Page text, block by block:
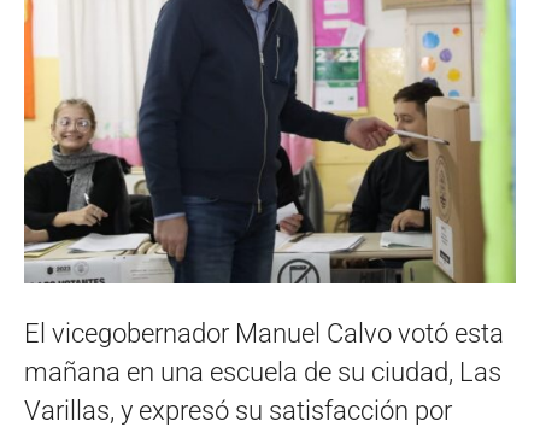
El vicegobernador Manuel Calvo votó esta
mañana en una escuela de su ciudad, Las
Varillas, y expresó su satisfacción por